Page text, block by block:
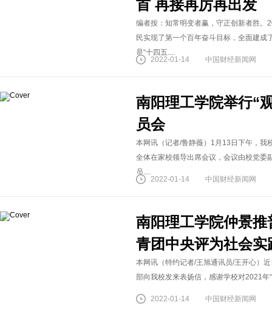
首 再接再厉再出发
编者按：知常明变者赢，守正创新者胜。
民实现了第一个百年奋斗目标，全面建
是“十四五....
2022-01-14
中国财经新闻网
南阳理工学院举行“
员会
本网讯（记者/鲁静薇）1月13日下午，我
全体在家校领导出席会议，会议由校党委
员....
2022-01-14
中国财经新闻网
南阳理工学院仲景
青团中央评为社会实
本网讯（特约记者/王旭通讯员/王开心）
部向我校发来表扬信，感谢学校对2021年
2022-01-14 中国财经新闻网